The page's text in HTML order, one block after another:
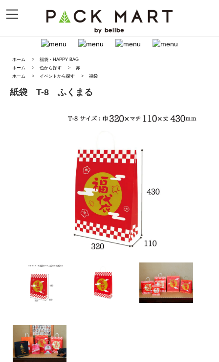
ホーム >
福袋・HAPPY BAG
ホーム
> 色から探す >
赤
ホーム
> イベントから探す > 福袋
紙袋 T-8 ふくまる